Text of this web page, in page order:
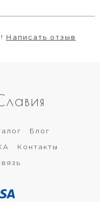
Написать отзыв
Блог
Контакты